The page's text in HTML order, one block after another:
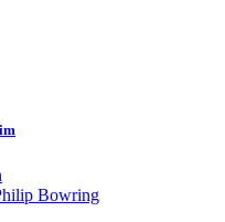
Bowring